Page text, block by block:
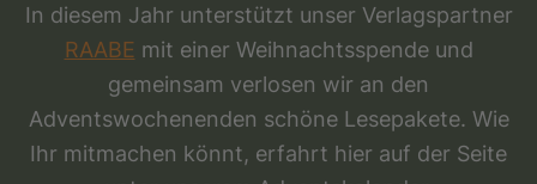
In diesem Jahr unterstützt unser Verlagspartner
RAABE mit einer Weihnachtsspende und
gemeinsam verlosen wir an den
Adventswochenenden schöne Lesepakete. Wie
Ihr mitmachen könnt, erfahrt hier auf der Seite